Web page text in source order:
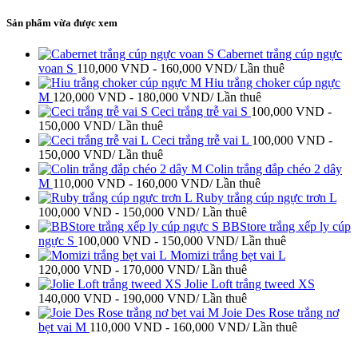
Sản phẩm vừa được xem
Cabernet trắng cúp ngực
voan S 110,000 VND - 160,000 VND/ Lần thuê
Hiu trắng choker cúp ngực
M 120,000 VND - 180,000 VND/ Lần thuê
Ceci trắng trễ vai S 100,000 VND -
150,000 VND/ Lần thuê
Ceci trắng trễ vai L 100,000 VND -
150,000 VND/ Lần thuê
Colin trắng đắp chéo 2 dây
M 110,000 VND - 160,000 VND/ Lần thuê
Ruby trắng cúp ngực trơn L
100,000 VND - 150,000 VND/ Lần thuê
BBStore trắng xếp ly cúp
ngực S 100,000 VND - 150,000 VND/ Lần thuê
Momizi trắng bẹt vai L
120,000 VND - 170,000 VND/ Lần thuê
Jolie Loft trắng tweed XS
140,000 VND - 190,000 VND/ Lần thuê
Joie Des Rose trắng nơ
bẹt vai M 110,000 VND - 160,000 VND/ Lần thuê